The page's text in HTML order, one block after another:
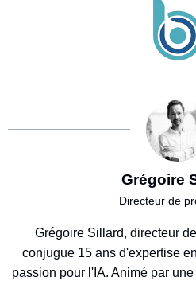
Grégoire
Directeur de
Grégoire Sillard, directeur
conjugue 15 ans d'expertise
passion pour l'IA. Animé par